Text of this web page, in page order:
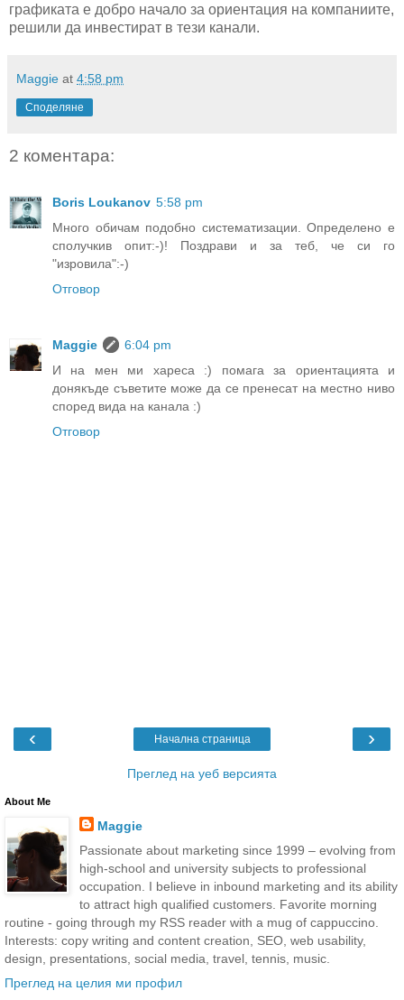
графиката е добро начало за ориентация на компаниите,
решили да инвестират в тези канали.
Maggie at 4:58 pm
Споделяне
2 коментара:
Boris Loukanov 5:58 pm
Много обичам подобно систематизации. Определено е
сполучкив опит:-)! Поздрави и за теб, че си го
"изровила":-)
Отговор
Maggie
6:04 pm
И на мен ми хареса :) помага за ориентацията и
донякъде съветите може да се пренесат на местно ниво
според вида на канала :)
Отговор
‹ ›
Начална страница
Преглед на уеб версията
About Me
Maggie
Passionate about marketing since 1999 – evolving from
high-school and university subjects to professional
occupation. I believe in inbound marketing and its ability
to attract high qualified customers. Favorite morning
routine - going through my RSS reader with a mug of cappuccino.
Interests: copy writing and content creation, SEO, web usability,
design, presentations, social media, travel, tennis, music.
Преглед на целия ми профил